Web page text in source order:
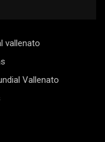
vallenato
Vallenato